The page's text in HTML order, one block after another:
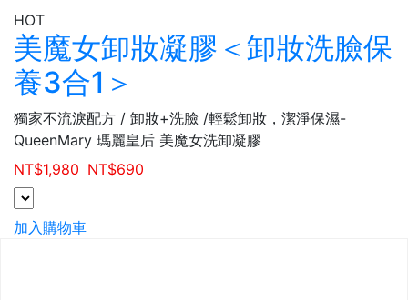
HOT
美魔女卸妝凝膠＜卸妝洗臉保
養3合1＞
獨家不流淚配方 / 卸妝+洗臉 /輕鬆卸妝，潔淨保濕-
QueenMary 瑪麗皇后 美魔女洗卸凝膠
NT$1,980 NT$690
加入購物車